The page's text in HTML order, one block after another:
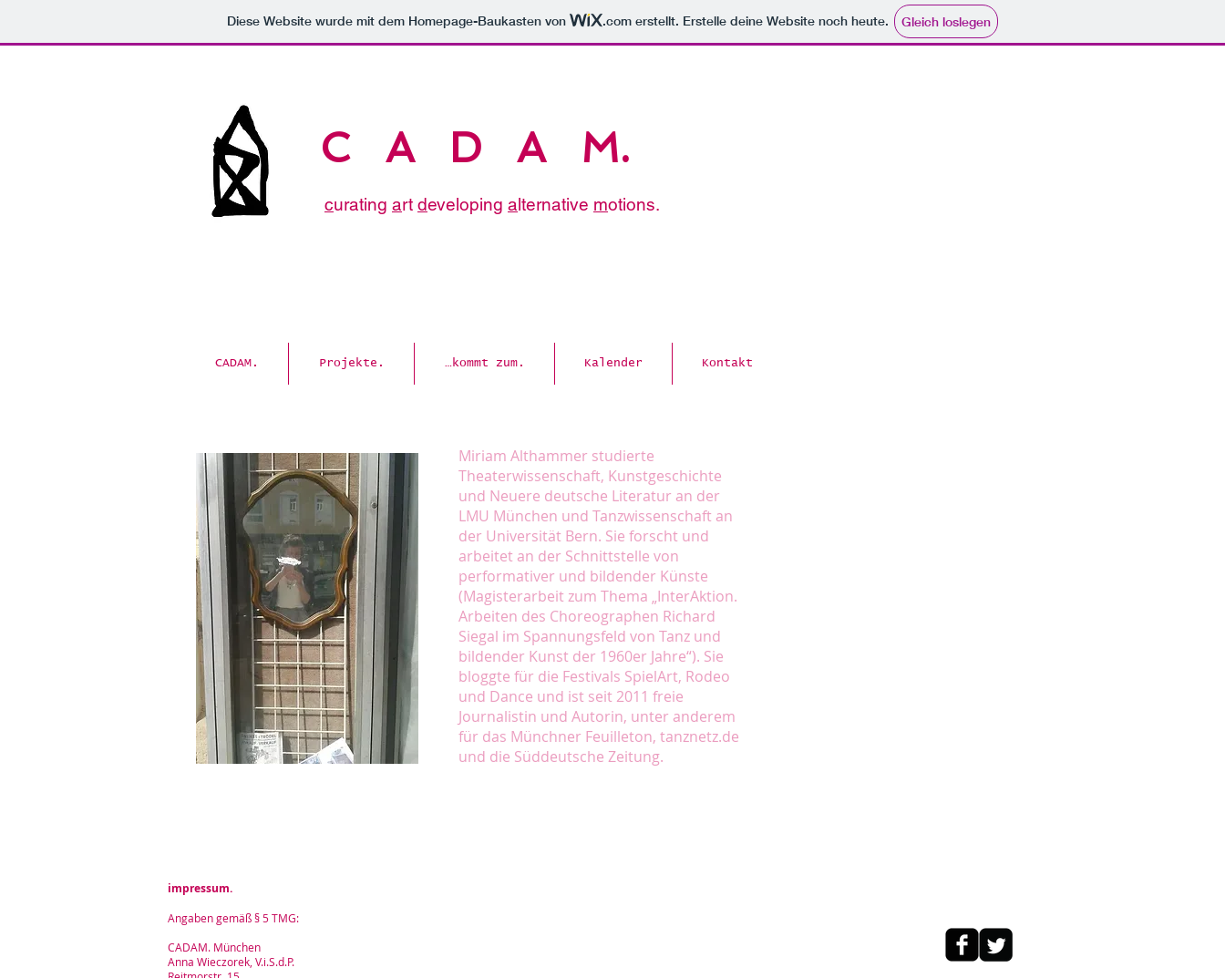
Diese Website wurde mit dem Homepage-Baukasten von .com erstellt. Erstelle deine Website noch heute. Gleich loslegen
C A D A M.
curating art developing alternative motions.
Miriam Althammer studierte
Theaterwissenschaft, Kunstgeschichte
und Neuere deutsche Literatur an der
LMU München und Tanzwissenschaft an
der Universität Bern. Sie forscht und
arbeitet an der Schnittstelle von
performativer und bildender Künste
(Magisterarbeit zum Thema „InterAktion.
Arbeiten des Choreographen Richard
Siegal im Spannungsfeld von Tanz und
bildender Kunst der 1960er Jahre“). Sie
bloggte für die Festivals SpielArt, Rodeo
und Dance und ist seit 2011 freie
Journalistin und Autorin, unter anderem
für das Münchner Feuilleton, tanznetz.de
und die Süddeutsche Zeitung.
CADAM. Projekte. …kommt zum. Kalender Kontakt
impressum.
Angaben gemäß § 5 TMG:
CADAM. München
Anna Wieczorek, V.i.S.d.P.